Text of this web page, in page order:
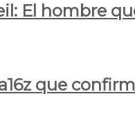
El hombre
que